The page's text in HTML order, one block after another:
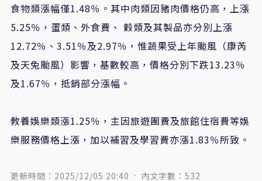
食物類漲幅僅1.48％。其中肉類因豬肉價格仍高，上漲
5.25％，蛋類、外食費、 穀類及其製品亦分別上漲
12.72％、3.51％及2.97％，惟蔬果受上年颱風（康芮
及天兔颱風）影響，基數較高，價格分別下跌13.23％
及1.67％，抵銷部分漲幅。
教養娛樂類漲1.25％，主因旅遊團費及旅館住宿費等娛
樂服務價格上漲，加以補習及學習費亦漲1.83％所致。
更新時間：2025/12/05 20:40 內文字數：532